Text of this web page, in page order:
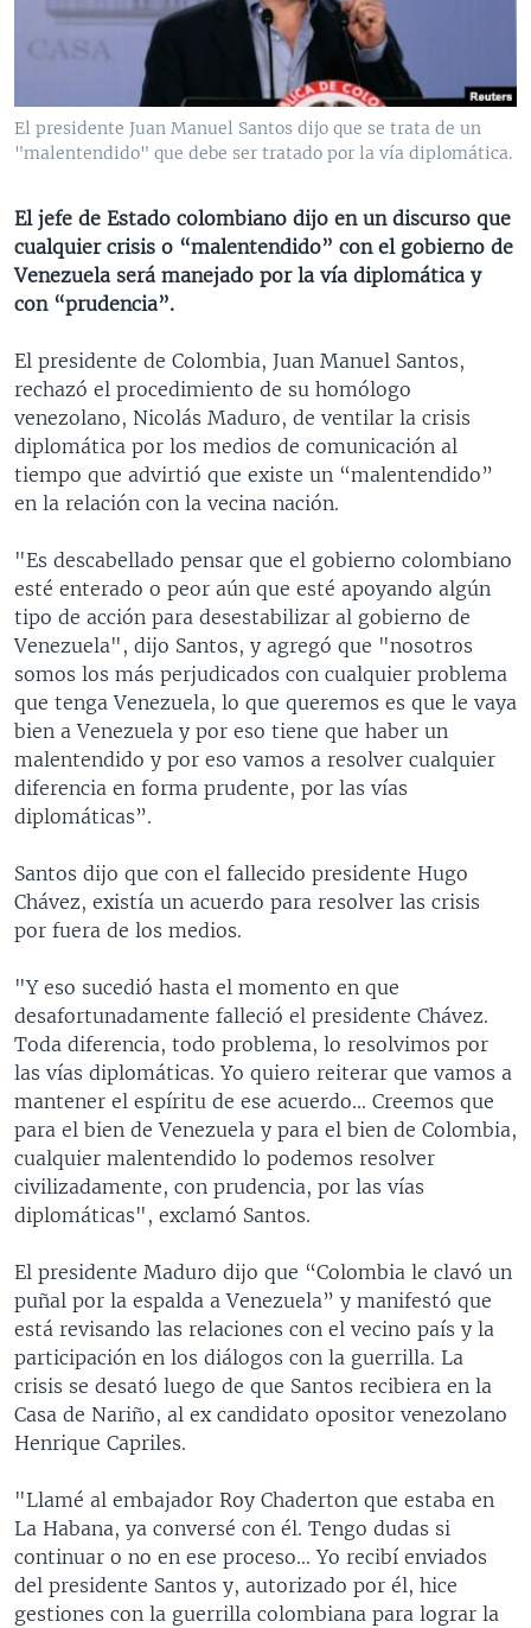
VENEZUELA
NICARAGUA
ECONOMÍA
ENTRETENIMIENTO Y CULTURA
TECNOLOGÍA
DEPORTES
MULTIMEDIA
FOTOGRAFÍA
AUDIOS
PROGRAMAS TV
EL MUNDO AL DÍA
FORO INTERAMERICANO
LAS CLAVES
PANORAMA
RADIO
AVANCE INFORMATIVO
BUENOS DÍAS AMÉRICA
ESTADOS UNIDOS AL DÍA
EL MUNDO AL DÍA [RADIO]
FORO [RADIO]
DEPORTIVO INTERNACIONAL
NOTA ECONÓMICA
ENTRETENIMIENTO
DIRECT
Learning English
SÍGANOS
Idiomas
El presidente Juan Manuel Santos dijo que se trata de un
"malentendido" que debe ser tratado por la vía diplomática.
El jefe de Estado colombiano dijo en un discurso que
cualquier crisis o “malentendido” con el gobierno de
Venezuela será manejado por la vía diplomática y
con “prudencia”.
El presidente de Colombia, Juan Manuel Santos,
rechazó el procedimiento de su homólogo
venezolano, Nicolás Maduro, de ventilar la crisis
diplomática por los medios de comunicación al
tiempo que advirtió que existe un “malentendido”
en la relación con la vecina nación.
"Es descabellado pensar que el gobierno colombiano
esté enterado o peor aún que esté apoyando algún
tipo de acción para desestabilizar al gobierno de
Venezuela", dijo Santos, y agregó que "nosotros
somos los más perjudicados con cualquier problema
que tenga Venezuela, lo que queremos es que le vaya
bien a Venezuela y por eso tiene que haber un
malentendido y por eso vamos a resolver cualquier
diferencia en forma prudente, por las vías
diplomáticas”.
Santos dijo que con el fallecido presidente Hugo
Chávez, existía un acuerdo para resolver las crisis
por fuera de los medios.
"Y eso sucedió hasta el momento en que
desafortunadamente falleció el presidente Chávez.
Toda diferencia, todo problema, lo resolvimos por
las vías diplomáticas. Yo quiero reiterar que vamos a
mantener el espíritu de ese acuerdo... Creemos que
para el bien de Venezuela y para el bien de Colombia,
cualquier malentendido lo podemos resolver
civilizadamente, con prudencia, por las vías
diplomáticas", exclamó Santos.
El presidente Maduro dijo que “Colombia le clavó un
puñal por la espalda a Venezuela” y manifestó que
está revisando las relaciones con el vecino país y la
participación en los diálogos con la guerrilla. La
crisis se desató luego de que Santos recibiera en la
Casa de Nariño, al ex candidato opositor venezolano
Henrique Capriles.
"Llamé al embajador Roy Chaderton que estaba en
La Habana, ya conversé con él. Tengo dudas si
continuar o no en ese proceso... Yo recibí enviados
del presidente Santos y, autorizado por él, hice
gestiones con la guerrilla colombiana para lograr la